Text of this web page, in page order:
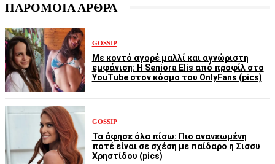
ΠΑΡΟΜΟΙΑ ΑΡΘΡΑ
GOSSIP
Με κοντό αγορέ μαλλί και αγνώριστη
εμφάνιση: Η Seniora Elis από προφίλ στο
YouTube στον κόσμο του OnlyFans (pics)
GOSSIP
Τα άφησε όλα πίσω: Πιο ανανεωμένη
ποτέ είναι σε σχέση με παίδαρο η Σισσυ
Χρηστίδου (pics)